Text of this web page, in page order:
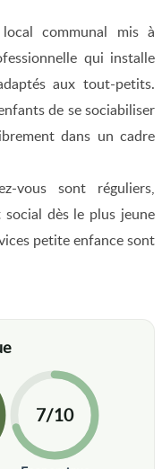
communal mis à
qui installe
aux tout-petits.
de se sociabiliser
dans un cadre
vous sont réguliers,
social dès le plus jeune
petite enfance sont
7/10